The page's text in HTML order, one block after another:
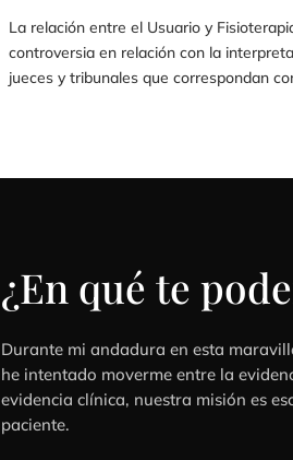
La relación entre el Usuario y
controversia en relación con la
jueces y tribunales que correspondan
¿En qué te
Durante mi andadura en esta
he intentado moverme entre la
evidencia clínica, nuestra misión es
paciente.